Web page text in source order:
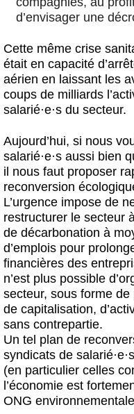
d’envisager une
Cette même crise
était en capacité
aérien en laissant les
coups de milliards
salarié·e·s du secteur.
Aujourd’hui, si nous
salarié·e·s aussi bien
il nous faut proposer
reconversion
L’urgence impose de
restructurer le secteur
de décarbonation à
d’emplois pour
financières des
n’est plus possible
secteur, sous forme
de capitalisation,
sans contrepartie.
Un tel plan de
syndicats de salarié·e·
(en particulier celles
l’économie est
ONG